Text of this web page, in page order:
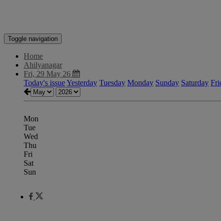
Toggle navigation
Home
Ahilyanagar
Fri, 29 May 26
Today's issueYesterday Tuesday Monday Sunday Saturday
Mon
Tue
Wed
Thu
Fri
Sat
Sun